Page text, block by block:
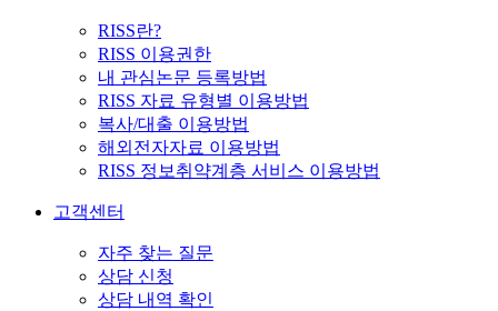
RISS란?
RISS 이용권한
내 관심논문 등록방법
RISS 자료 유형별 이용방법
복사/대출 이용방법
해외전자자료 이용방법
RISS 정보취약계층 서비스 이용방법
고객센터
자주 찾는 질문
상담 신청
상담 내역 확인